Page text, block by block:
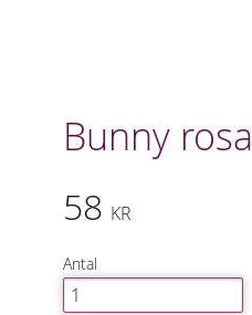
Bunny rosa
58 KR
Antal